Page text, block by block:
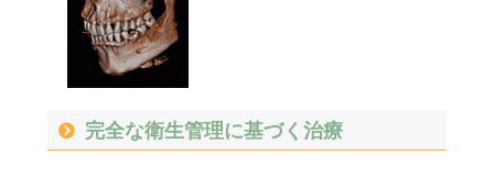
完全な衛生管理に基づく治療